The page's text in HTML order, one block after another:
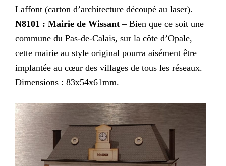
Laffont (carton d’architecture découpé au laser).
N8101 : Mairie de Wissant – Bien que ce soit une
commune du Pas-de-Calais, sur la côte d’Opale,
cette mairie au style original pourra aisément être
implantée au cœur des villages de tous les réseaux.
Dimensions : 83x54x61mm.